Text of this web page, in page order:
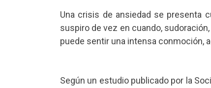
Una crisis de ansiedad se presenta
suspiro de vez en cuando,
puede sentir una intensa conmoción,
Según un estudio publicado por la